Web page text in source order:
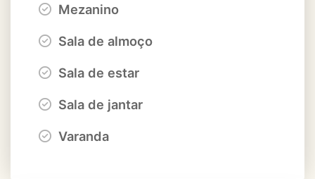
Mezanino
Sala de almoço
Sala de estar
Sala de jantar
Varanda